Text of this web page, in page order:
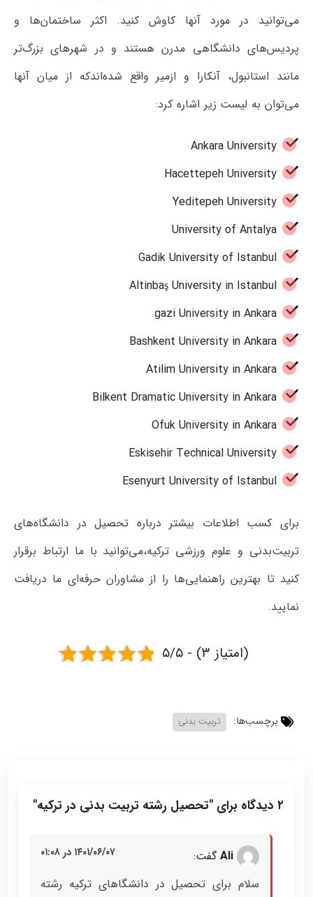
می‌توانید در مورد آنها کاوش کنید. اکثر ساختمان‌ها و
پردیس‌های دانشگاهی مدرن هستند و در شهرهای بزرگ‌تر
مانند استانبول، آنکارا و ازمیر واقع شده‌اندکه از میان آنها
می‌توان به لیست زیر اشاره کرد:
Ankara University
Hacettepeh University
Yeditepeh University
University of Antalya
Gadik University of Istanbul
Altinbaş University in Istanbul
gazi University in Ankara
Bashkent University in Ankara
Atilim University in Ankara
Bilkent Dramatic University in Ankara
Ofuk University in Ankara
Eskisehir Technical University
Esenyurt University of Istanbul
برای کسب اطلاعات بیشتر درباره تحصیل در دانشگاه‌های
تربیت‌بدنی و علوم ورزشی ترکیه،می‌توانید با ما ارتباط برقرار
کنید تا بهترین راهنمایی‌ها را از مشاوران حرفه‌ای ما دریافت
نمایید.
۵/۵ - (۳ امتیاز)
برچسب‌ها: تربیت بدنی
۲ دیدگاه برای " تحصیل رشته تربیت بدنی در ترکیه"
Ali گفت: ۱۴۰۱/۰۶/۰۷ در ۰۱:۰۸
سلام برای تحصیل در دانشگاهای ترکیه رشته